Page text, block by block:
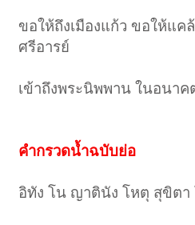
ขอให้ถึงเมืองแก้ว ขอให้แค
ศรีอารย์
เข้าถึงพระนิพพาน ในอนา
คำกรวดน้ำฉบับย่อ
อิทัง โน ญาตินัง โหตุ สุขิต